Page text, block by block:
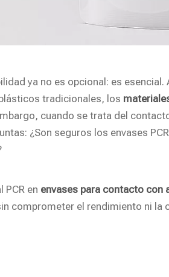
ya no es opcional: es
tradicionales, los
cuando se trata del
¿Son seguros los envases
en envases para contacto con
comprometer el rendimiento ni la